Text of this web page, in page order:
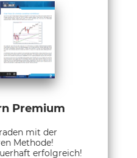
Premium
mit der
Methode!
erfolgreich!